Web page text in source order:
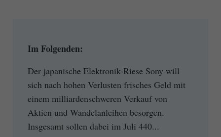
Im Folgenden:
Der japanische Elektronik-Riese Sony will
sich nach hohen Verlusten frisches Geld mit
einem milliardenschweren Verkauf von
Aktien und Wandelanleihen besorgen.
Insgesamt sollen dabei im Juli 440...